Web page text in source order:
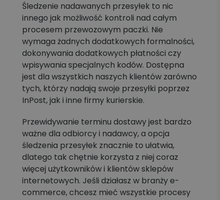
Śledzenie nadawanych przesyłek to nic
innego jak możliwość kontroli nad całym
procesem przewozowym paczki. Nie
wymaga żadnych dodatkowych formalności,
dokonywania dodatkowych płatności czy
wpisywania specjalnych kodów. Dostępna
jest dla wszystkich naszych klientów zarówno
tych, którzy nadają swoje przesyłki poprzez
InPost, jak i inne firmy kurierskie.
Przewidywanie terminu dostawy jest bardzo
ważne dla odbiorcy i nadawcy, a opcja
śledzenia przesyłek znacznie to ułatwia,
dlatego tak chętnie korzysta z niej coraz
więcej użytkowników i klientów sklepów
internetowych. Jeśli działasz w branży e-
commerce, chcesz mieć wszystkie procesy